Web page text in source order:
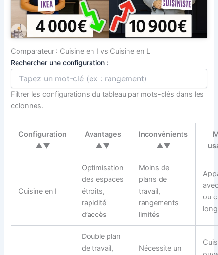
Comparateur : Cuisine en I vs Cuisine en L
Rechercher une configuration :
Filtrer les configurations du tableau par mots-clés dans les
colonnes.
Configuration
▲▼
Avantages
▲▼
Inconvénients
▲▼
Cuisine en I
Optimisation
des espaces
étroits,
rapidité
d’accès
Moins de
plans de
travail,
rangements
limités
ou
Double plan
de travail,
Nécessite un